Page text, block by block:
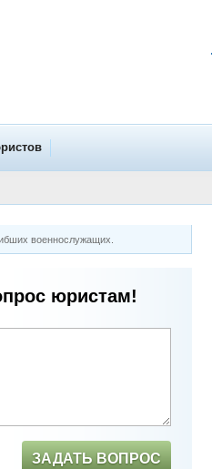
военнослужащих.
юристам!
ЗАДАТЬ ВОПРОС